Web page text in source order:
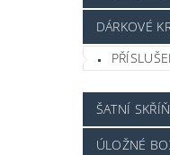
DÁRKOVÉ
ŠATNÍ
ÚLOŽNÉ